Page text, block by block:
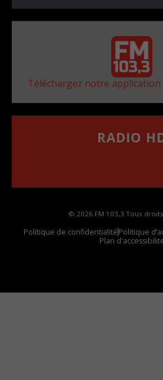
Téléchargez notre application
RADIO
© 2026 FM 103,3 Tous
Politique de confidentialitéPolitique
Plan